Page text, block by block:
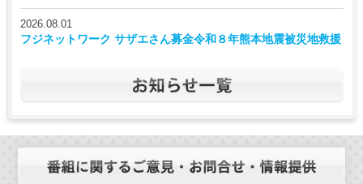
2026.08.01
フジネットワーク サザエさん募金令和８年熊本地震被災地救援